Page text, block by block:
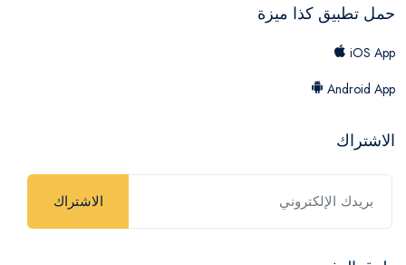
حمل تطبيق كذا ميزة
iOS App
Android App
الاشتراك
الاشتراك